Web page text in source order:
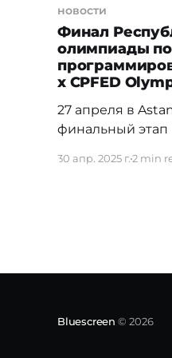
новости
Финал
олимпиады
x CPFED
27 апреля в
финальный этап
к победе.
30 апр. 2025 г.2 min
Bluescreen © 2026